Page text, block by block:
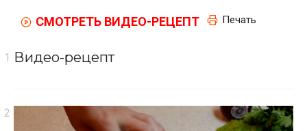
СМОТРЕТЬ ВИДЕО-РЕЦЕПТ Печать
Видео-рецепт